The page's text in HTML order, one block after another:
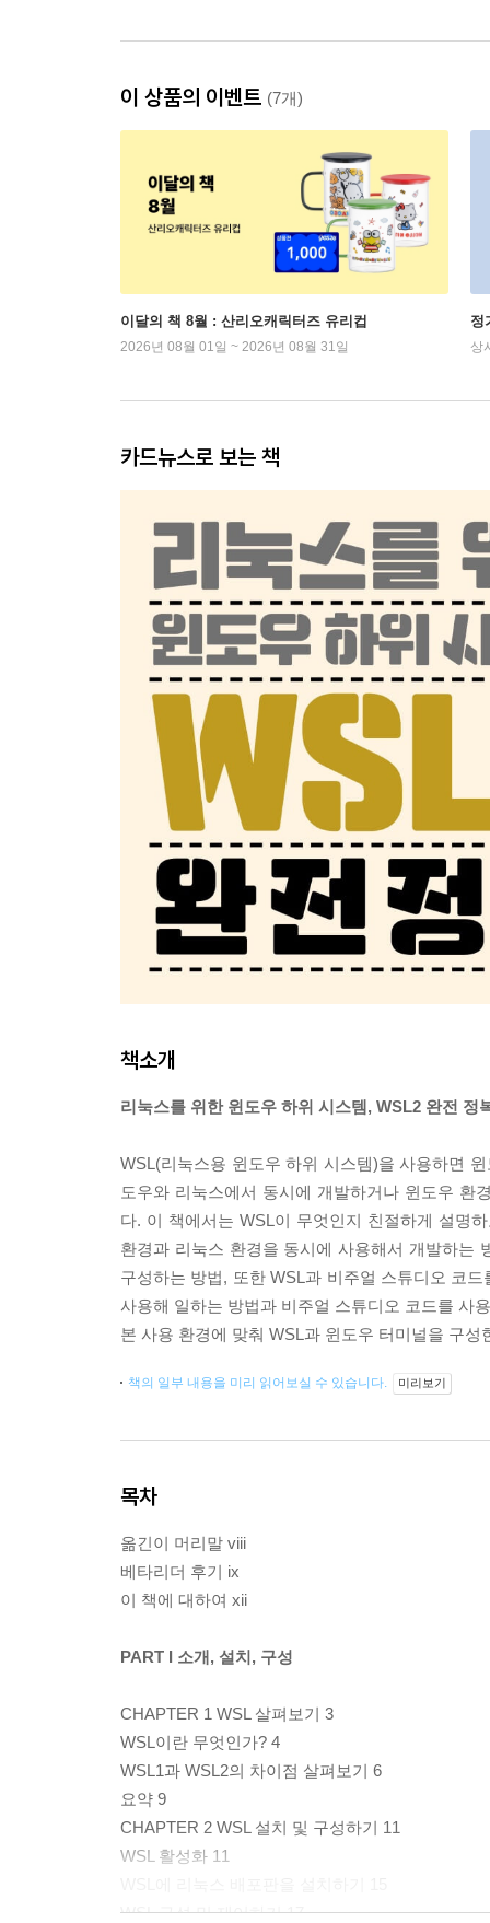
이 상품의 이벤트 (7개)
이달의 책 8월 : 산리오캐릭터즈 유리컵
2026년 08월 01일 ~ 2026년 08월 31일
정
상
카드뉴스로 보는 책
책소개
리눅스를 위한 윈도우 하위 시스템, WSL2 완전 정
WSL(리눅스용 윈도우 하위 시스템)을 사용하면
도우와 리눅스에서 동시에 개발하거나 윈도우 환
다. 이 책에서는 WSL이 무엇인지 친절하게 설명
환경과 리눅스 환경을 동시에 사용해서 개발하는
구성하는 방법, 또한 WSL과 비주얼 스튜디오 코
사용해 일하는 방법과 비주얼 스튜디오 코드를 사
본 사용 환경에 맞춰 WSL과 윈도우 터미널을 구
책의 일부 내용을 미리 읽어보실 수 있습니다. 미리보기
목차
옮긴이 머리말 viii
베타리더 후기 ix
이 책에 대하여 xii
PART I 소개, 설치, 구성
CHAPTER 1 WSL 살펴보기 3
WSL이란 무엇인가? 4
WSL1과 WSL2의 차이점 살펴보기 6
요약 9
CHAPTER 2 WSL 설치 및 구성하기 11
WSL 활성화 11
WSL 구성 및 제어하기 17